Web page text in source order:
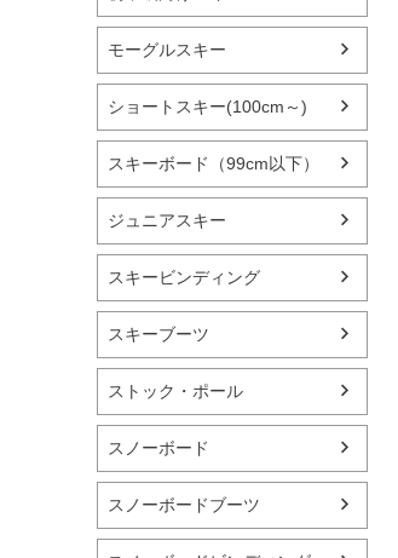
モーグルスキー
ショートスキー(100cm～)
スキーボード（99cm以下）
ジュニアスキー
スキービンディング
スキーブーツ
ストック・ポール
スノーボード
スノーボードブーツ